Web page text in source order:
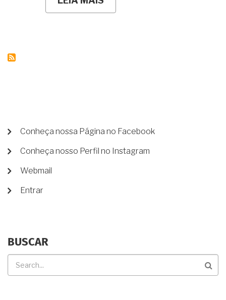
SOMOS
NOSSA
HERANÇA??
MENU
CONTA
DE
Conheça nossa Página no Facebook
Conheça nosso Perfil no Instagram
Webmail
Entrar
BUSCAR